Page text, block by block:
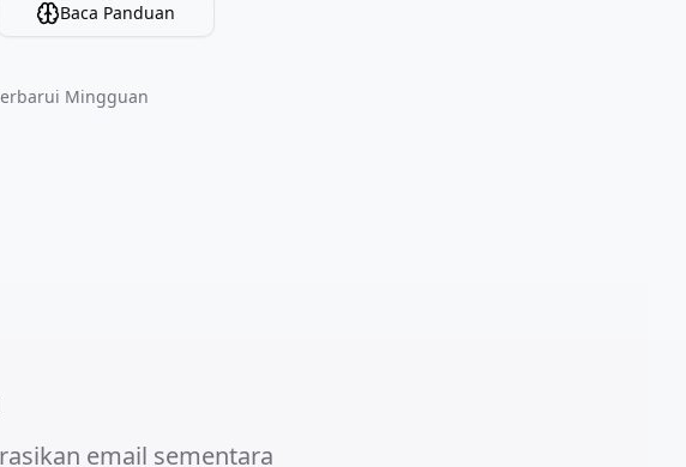
Baca Panduan
Mingguan
email sementara